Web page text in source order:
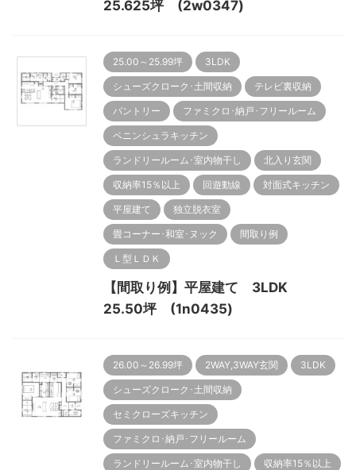
25.625坪 (2w0347)
25.00～25.99坪 3LDK
シューズクローク･土間収納 テレビ裏収納
パントリー ファミクロ･納戸･フリールーム
ペニンシュラキッチン
ランドリールーム･室内物干し 北入り玄関
収納率15％以上 回遊動線 対面式キッチン
平屋建て 独立脱衣室
畳コーナー･和室･ヌック 間取り例
Ｌ型ＬＤＫ
【間取り例】平屋建て 3LDK
25.50坪 (1n0435)
26.00～26.99坪 2WAY,3WAY玄関 3LDK
シューズクローク･土間収納
セミクローズキッチン
ファミクロ･納戸･フリールーム
ランドリールーム･室内物干し 収納率15％以上